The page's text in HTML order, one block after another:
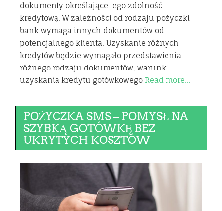
dokumenty określające jego zdolność
kredytową. W zależności od rodzaju pożyczki
bank wymaga innych dokumentów od
potencjalnego klienta. Uzyskanie różnych
kredytów będzie wymagało przedstawienia
różnego rodzaju dokumentów, warunki
uzyskania kredytu gotówkowego Read more…
POŻYCZKA SMS – POMYSŁ NA
SZYBKĄ GOTÓWKĘ BEZ
UKRYTYCH KOSZTÓW